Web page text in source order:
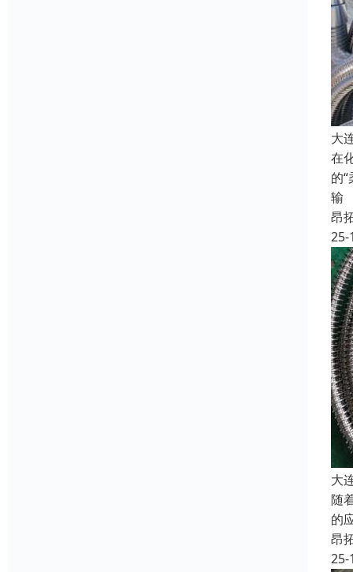
大
在
的
输
昂
25-
大
随
的
昂
25-